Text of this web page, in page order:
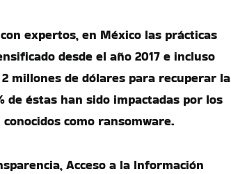
expertos, en México las prácticas
desde el año 2017 e incluso
millones de dólares para recuperar la
éstas han sido impactadas por los
como ransomware.
Acceso a la Información